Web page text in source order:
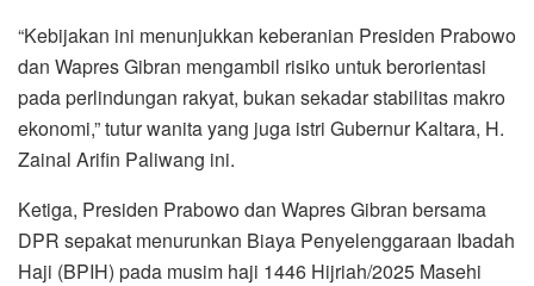
“Kebijakan ini menunjukkan keberanian Presiden Prabowo
dan Wapres Gibran mengambil risiko untuk berorientasi
pada perlindungan rakyat, bukan sekadar stabilitas makro
ekonomi,” tutur wanita yang juga istri Gubernur Kaltara, H.
Zainal Arifin Paliwang ini.
Ketiga, Presiden Prabowo dan Wapres Gibran bersama
DPR sepakat menurunkan Biaya Penyelenggaraan Ibadah
Haji (BPIH) pada musim haji 1446 Hijriah/2025 Masehi